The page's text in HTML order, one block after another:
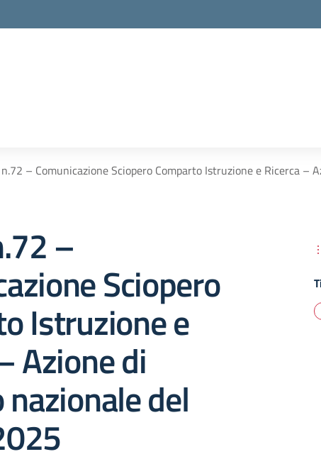
– Comunicazione Sciopero Comparto Istruzione e Ricerca –
–
Sciopero
Istruzione e
Azione di
del